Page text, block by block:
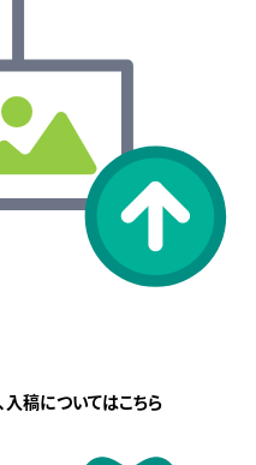
稿についてはこちら